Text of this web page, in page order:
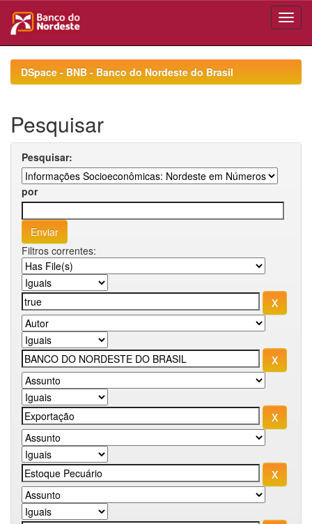
navigationDSpace - BNB - Banco do Nordeste do Brasil
Pesquisar
Pesquisar:
por
Filtros correntes: